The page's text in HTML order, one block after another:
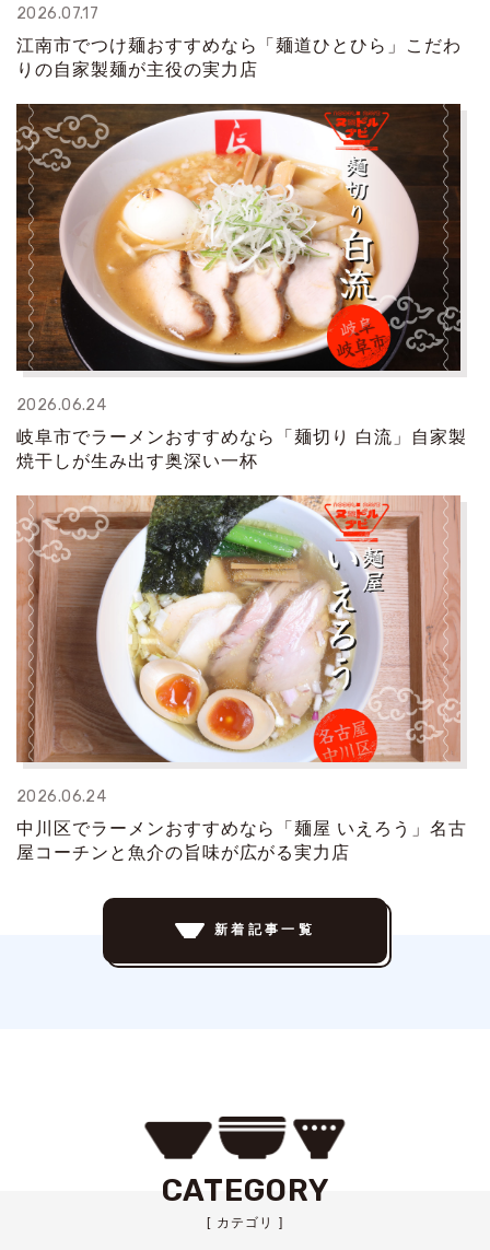
2026.07.17
江南市でつけ麺おすすめなら「麺道ひとひら」こだわ
りの自家製麺が主役の実力店
2026.06.24
岐阜市でラーメンおすすめなら「麺切り 白流」自家製
焼干しが生み出す奥深い一杯
2026.06.24
中川区でラーメンおすすめなら「麺屋 いえろう」名古
屋コーチンと魚介の旨味が広がる実力店
新着記事一覧
CATEGORY
[ カテゴリ ]